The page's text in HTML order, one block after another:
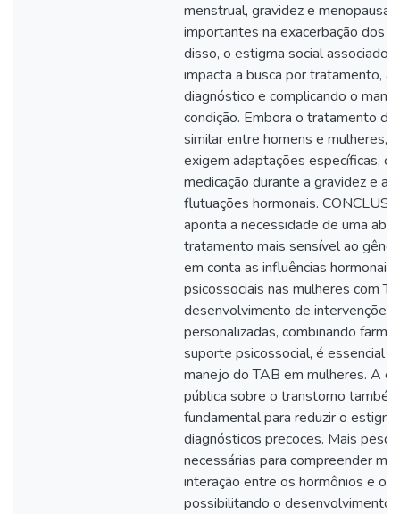
menstrual, gravidez e menopausa,
importantes na exacerbação dos
disso, o estigma social associado
impacta a busca por tratamento,
diagnóstico e complicando o
condição. Embora o tratamento
similar entre homens e mulheres,
exigem adaptações específicas,
medicação durante a gravidez e
flutuações hormonais.
aponta a necessidade de uma
tratamento mais sensível ao
em conta as influências hormonais
psicossociais nas mulheres com
desenvolvimento de intervenções
personalizadas, combinando
suporte psicossocial, é essencial
manejo do TAB em mulheres. A
pública sobre o transtorno
fundamental para reduzir o
diagnósticos precoces. Mais
necessárias para compreender
interação entre os hormônios e o
possibilitando o desenvolvimento